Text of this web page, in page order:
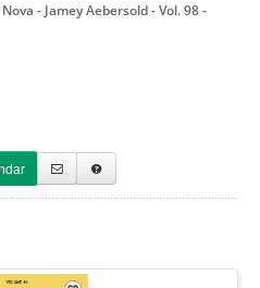
- Jamey Aebersold - Vol. 98-